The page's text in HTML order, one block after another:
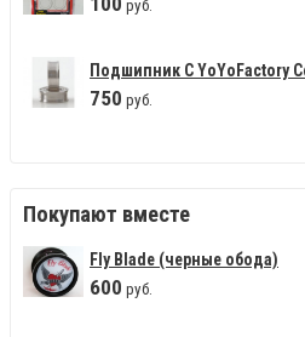
руб.
Подшипник С YoYoFactory
750 руб.
Покупают вместе
Fly Blade (черные обода)
600 руб.